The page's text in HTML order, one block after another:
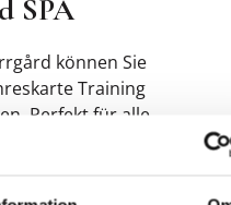
SPA
können Sie
Training
Perfekt für alle,
möchten.